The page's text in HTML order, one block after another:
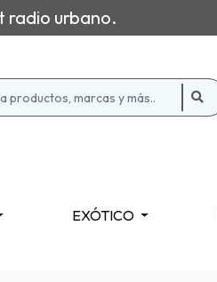
radio urbano.
EXÓTICO